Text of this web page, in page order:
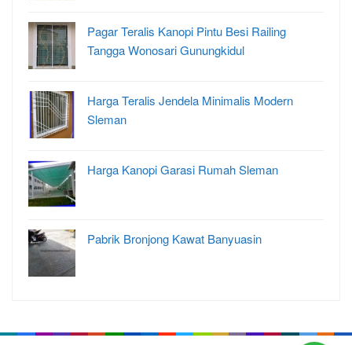
Pagar Teralis Kanopi Pintu Besi Railing
Tangga Wonosari Gunungkidul
Harga Teralis Jendela Minimalis Modern
Sleman
Harga Kanopi Garasi Rumah Sleman
Pabrik Bronjong Kawat Banyuasin